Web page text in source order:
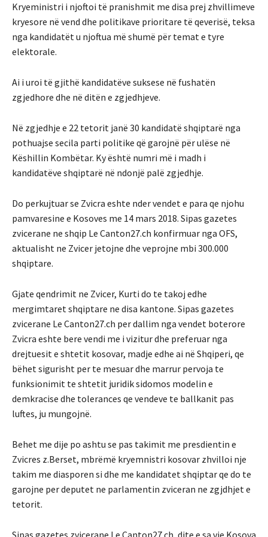
Kryeministri i njoftoi të pranishmit me disa prej zhvillimeve
kryesore në vend dhe politikave prioritare të qeverisë, teksa
nga kandidatët u njoftua më shumë për temat e tyre
elektorale.
Ai i uroi të gjithë kandidatëve suksese në fushatën
zgjedhore dhe në ditën e zgjedhjeve.
Në zgjedhje e 22 tetorit janë 30 kandidatë shqiptarë nga
pothuajse secila parti politike që garojnë për ulëse në
Këshillin Kombëtar. Ky është numri më i madh i
kandidatëve shqiptarë në ndonjë palë zgjedhje.
Do perkujtuar se Zvicra eshte nder vendet e para qe njohu
pamvaresine e Kosoves me 14 mars 2018. Sipas gazetes
zvicerane ne shqip Le Canton27.ch konfirmuar nga OFS,
aktualisht ne Zvicer jetojne dhe veprojne mbi 300.000
shqiptare.
Gjate qendrimit ne Zvicer, Kurti do te takoj edhe
mergimtaret shqiptare ne disa kantone. Sipas gazetes
zvicerane Le Canton27.ch per dallim nga vendet boterore
Zvicra eshte bere vendi me i vizitur dhe preferuar nga
drejtuesit e shtetit kosovar, madje edhe ai në Shqiperi, qe
bëhet sigurisht per te mesuar dhe marrur pervoja te
funksionimit te shtetit juridik sidomos modelin e
demkracise dhe tolerances qe vendeve te ballkanit pas
luftes, ju mungojnë.
Behet me dije po ashtu se pas takimit me presdientin e
Zvicres z.Berset, mbrëmë kryemnistri kosovar zhvilloi nje
takim me diasporen si dhe me kandidatet shqiptar qe do te
garojne per deputet ne parlamentin zviceran ne zgjdhjet e
tetorit.